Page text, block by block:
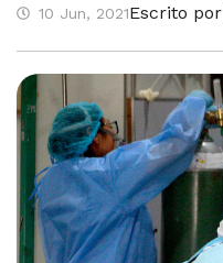
10 Jun, 2021Escrito por